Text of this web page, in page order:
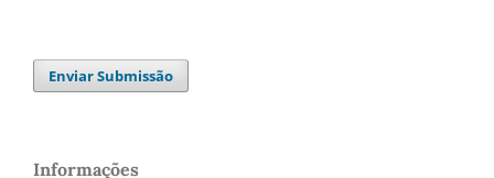
Enviar Submissão
Informações